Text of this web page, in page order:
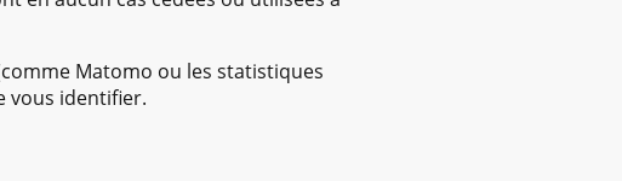
Matomo ou les statistiques
vous identifier.